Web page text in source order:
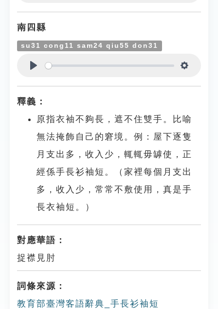
南四縣
su31 cong11 sam24 qiu55 don31
釋義：
原指衣袖不夠長，遮不住雙手。比喻
無法掩飾自己的窘境。例：屋下逐隻
月支出多，收入少，輒輒毋罅使，正
經係手長衫袖短。（家裡每個月支出
多，收入少，常常不敷使用，真是手
長衣袖短。）
對應華語：
捉襟見肘
詞條來源：
教育部臺灣客語辭典_手長衫袖短